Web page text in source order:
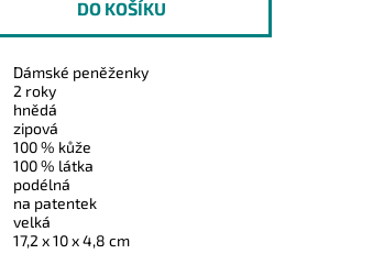
Dámské peněženky
2 roky
hnědá
zipová
100 % kůže
100 % látka
podélná
na patentek
velká
17,2 x 10 x 4,8 cm